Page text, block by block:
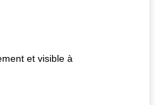
et visible à